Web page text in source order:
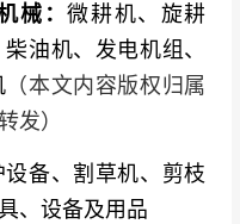
械：微耕机、旋耕
油机、发电机组、
（本文内容版权归属
发）
备、割草机、剪枝
、设备及用品